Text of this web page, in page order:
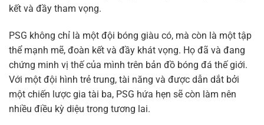
kết và đầy tham vọng.
PSG không chỉ là một đội bóng giàu có, mà còn là một tập
thể mạnh mẽ, đoàn kết và đầy khát vọng. Họ đã và đang
chứng minh vị thế của mình trên bản đồ bóng đá thế giới.
Với một đội hình trẻ trung, tài năng và được dẫn dắt bởi
một chiến lược gia tài ba, PSG hứa hẹn sẽ còn làm nên
nhiều điều kỳ diệu trong tương lai.